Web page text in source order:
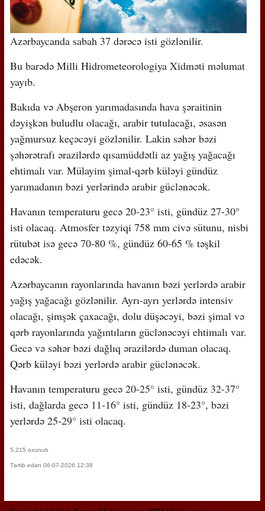
Azərbaycanda sabah 37 dərəcə isti gözlənilir.
Bu barədə Milli Hidrometeorologiya Xidməti məlumat
yayıb.
Bakıda və Abşeron yarımadasında hava şəraitinin
dəyişkən buludlu olacağı, arabir tutulacağı, əsasən
yağmursuz keçəcəyi gözlənilir. Lakin səhər bəzi
şəhərətrafı ərazilərdə qısamüddətli az yağış yağacağı
ehtimalı var. Mülayim şimal-qərb küləyi gündüz
yarımadanın bəzi yerlərində arabir güclənəcək.
Havanın temperaturu gecə 20-23° isti, gündüz 27-30°
isti olacaq. Atmosfer təzyiqi 758 mm civə sütunu, nisbi
rütubət isə gecə 70-80 %, gündüz 60-65 % təşkil
edəcək.
Azərbaycanın rayonlarında havanın bəzi yerlərdə arabir
yağış yağacağı gözlənilir. Ayrı-ayrı yerlərdə intensiv
olacağı, şimşək çaxacağı, dolu düşəcəyi, bəzi şimal və
qərb rayonlarında yağıntıların güclənəcəyi ehtimalı var.
Gecə və səhər bəzi dağlıq ərazilərdə duman olacaq.
Qərb küləyi bəzi yerlərdə arabir güclənəcək.
Havanın temperaturu gecə 20-25° isti, gündüz 32-37°
isti, dağlarda gecə 11-16° isti, gündüz 18-23°, bəzi
yerlərdə 25-29° isti olacaq.
5,215 oxunub
Tərtib edən 06-07-2026 12:38